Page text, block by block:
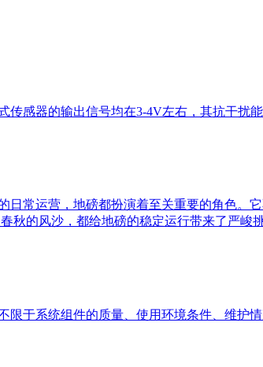
感器的输出信号均在3-4V左右，其抗干扰
常运营，地磅都扮演着至关重要的角色。
的风沙，都给地磅的稳定运行带来了严峻挑
于系统组件的质量、使用环境条件、维护